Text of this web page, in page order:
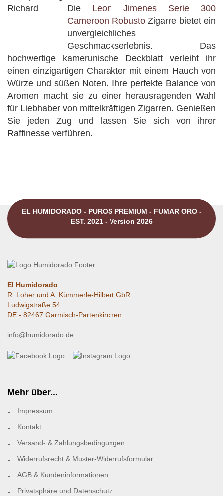
Die Leon Jimenes Serie 300
Cameroon RobustoZigarre bietet ein
unvergleichliches
Geschmackserlebnis. Das
hochwertige kamerunische Deckblatt verleiht ihr
einen einzigartigen Charakter mit einem Hauch von
Würze und süßen Noten. Ihre perfekte Balance von
Aromen macht sie zu einer herausragenden Wahl
für Liebhaber von mittelkräftigen Zigarren. Genießen
Sie jeden Zug und lassen Sie sich von ihrer
Raffinesse verführen.
EL HUMIDORADO - PUROS PREMIUM - FUMAR ORO -
EST. 2021 - Version 2026
El Humidorado
R. Loher und A. Kümmerle-Hilbert GbR
Ludwigstraße 54
DE - 82467 Garmisch-Partenkirchen
info@humidorado.de
Mehr über...
Impressum
Kontakt
Versand- & Zahlungsbedingungen
Widerrufsrecht & Muster-Widerrufsformular
AGB & Kundeninformationen
Privatsphäre und Datenschutz